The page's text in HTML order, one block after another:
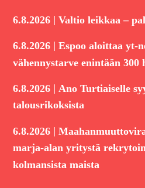
6.8.2026 |Valtio leikkaa –
6.8.2026 |Espoo aloittaa yt-
vähennystarve enintään
6.8.2026 | Ano Turtiaiselle
talousrikoksista
6.8.2026 |
marja-alan yritystä
kolmansista maista